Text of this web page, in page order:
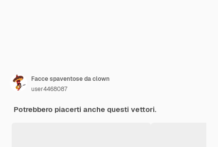
Facce spaventose da clown
user4468087
Potrebbero piacerti anche questi vettori.